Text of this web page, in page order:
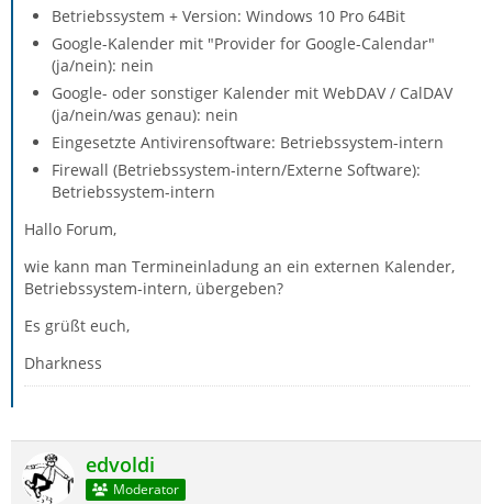
Betriebssystem + Version: Windows 10 Pro 64Bit
Google-Kalender mit "Provider for Google-Calendar"
(ja/nein): nein
Google- oder sonstiger Kalender mit WebDAV / CalDAV
(ja/nein/was genau): nein
Eingesetzte Antivirensoftware: Betriebssystem-intern
Firewall (Betriebssystem-intern/Externe Software):
Betriebssystem-intern
Hallo Forum,
wie kann man Termineinladung an ein externen Kalender,
Betriebssystem-intern, übergeben?
Es grüßt euch,
Dharkness
edvoldi
Moderator